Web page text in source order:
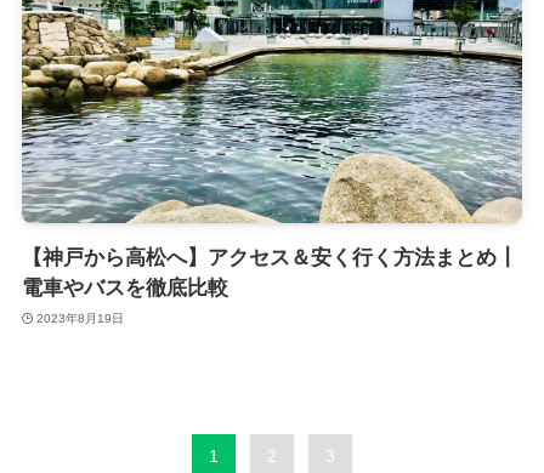
【神戸から高松へ】アクセス＆安く行く方法まとめ┃
電車やバスを徹底比較
2023年8月19日
1 2 3